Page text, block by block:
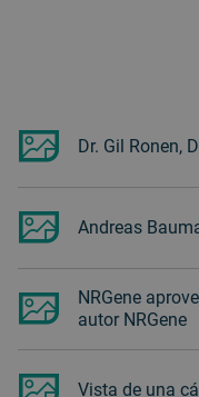
Dr. Gil Ronen,
Andreas
NRGene
autor NRGene
Vista de una